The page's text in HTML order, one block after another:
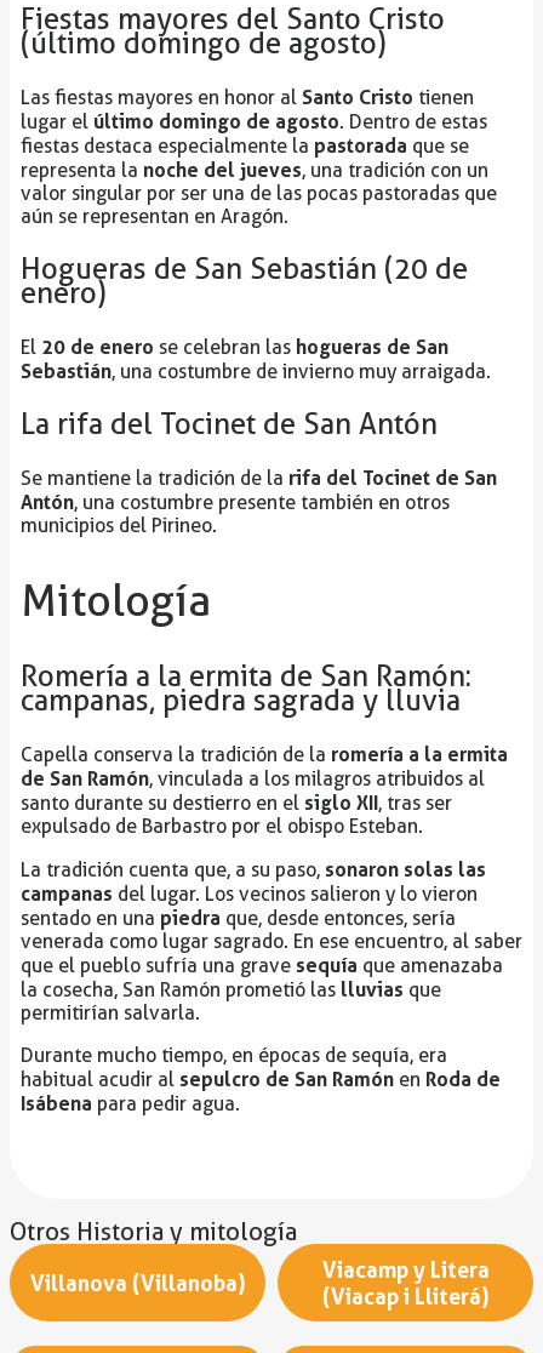
Fiestas mayores del Santo Cristo
(último domingo de agosto)
Las fiestas mayores en honor al Santo Cristo tienen
lugar el último domingo de agosto. Dentro de estas
fiestas destaca especialmente la pastorada que se
representa la noche del jueves, una tradición con un
valor singular por ser una de las pocas pastoradas que
aún se representan en Aragón.
Hogueras de San Sebastián (20 de
enero)
El 20 de enero se celebran las hogueras de San
Sebastián, una costumbre de invierno muy arraigada.
La rifa del Tocinet de San Antón
Se mantiene la tradición de la rifa del Tocinet de San
Antón, una costumbre presente también en otros
municipios del Pirineo.
Mitología
Romería a la ermita de San Ramón:
campanas, piedra sagrada y lluvia
Capella conserva la tradición de la romería a la ermita
de San Ramón, vinculada a los milagros atribuidos al
santo durante su destierro en el siglo XII, tras ser
expulsado de Barbastro por el obispo Esteban.
La tradición cuenta que, a su paso, sonaron solas las
campanas del lugar. Los vecinos salieron y lo vieron
sentado en una piedra que, desde entonces, sería
venerada como lugar sagrado. En ese encuentro, al saber
que el pueblo sufría una grave sequía que amenazaba
la cosecha, San Ramón prometió las lluvias que
permitirían salvarla.
Durante mucho tiempo, en épocas de sequía, era
habitual acudir al sepulcro de San Ramónen Roda de
Isábena para pedir agua.
Otros Historia y mitología
Villanova (Villanoba)
Viacamp y Litera
(Viacap i Lliterá)